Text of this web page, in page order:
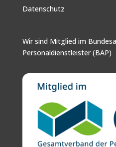
Datenschutz
Wir sind Mitglied im
Personaldienstleister (BAP)